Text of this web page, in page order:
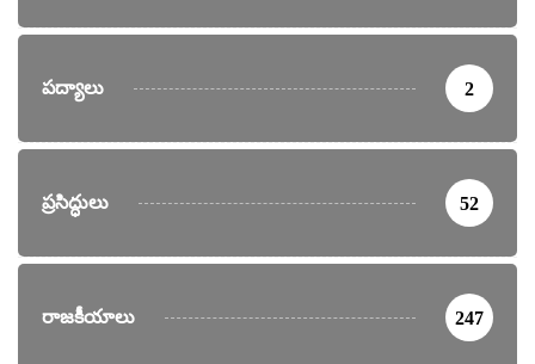
పద్యాలు 2
ప్రసిద్ధులు 52
రాజకీయాలు 247